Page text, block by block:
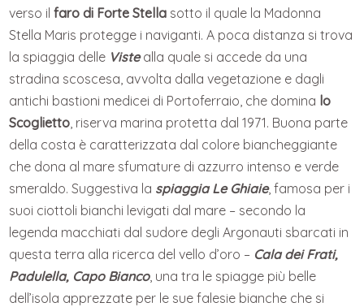
verso ilfaro di Forte Stella sotto il quale la Madonna
Stella Maris protegge i naviganti. A poca distanza si trova
la spiaggia delle Vistealla quale si accede da una
stradina scoscesa, avvolta dalla vegetazione e dagli
antichi bastioni medicei di Portoferraio, che domina lo
Scoglietto , riserva marina protetta dal 1971. Buona parte
della costa è caratterizzata dal colore biancheggiante
che dona al mare sfumature di azzurro intenso e verde
smeraldo. Suggestiva la spiaggia Le Ghiaie, famosa per i
suoi ciottoli bianchi levigati dal mare – secondo la
legenda macchiati dal sudore degli Argonauti sbarcati in
questa terra alla ricerca del vello d’oro – Cala dei Frati,
Padulella, Capo Bianco, una tra le spiagge più belle
dell’isola apprezzate per le sue falesie bianche che si